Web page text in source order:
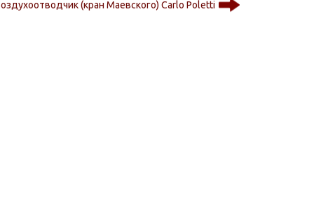
(кран Маевского) Carlo Poletti